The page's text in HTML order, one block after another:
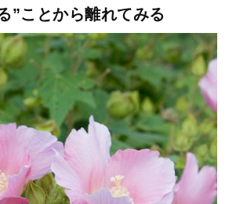
”ことから離れてみる